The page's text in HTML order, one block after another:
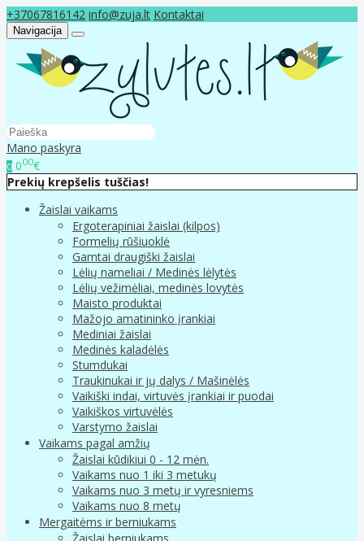
+37067816142 info@zuja.lt Kontaktai
Navigacija
Mano paskyra
0 000€
Prekių krepšelis tuščias!
Žaislai vaikams
Ergoterapiniai žaislai (kilpos)
Formelių rūšiuoklė
Gamtai draugiški žaislai
Lėlių nameliai / Medinės lėlytės
Lėlių vežimėliai, medinės lovytės
Maisto produktai
Mažojo amatininko įrankiai
Mediniai žaislai
Medinės kaladėlės
Stumdukai
Traukinukai ir jų dalys / Mašinėlės
Vaikiški indai, virtuvės įrankiai ir puodai
Vaikiškos virtuvėlės
Varstymo žaislai
Vaikams pagal amžių
Žaislai kūdikiui 0 - 12 mėn.
Vaikams nuo 1 iki 3 metukų
Vaikams nuo 3 metų ir vyresniems
Vaikams nuo 8 metų
Mergaitėms ir berniukams
Žaislai berniukams